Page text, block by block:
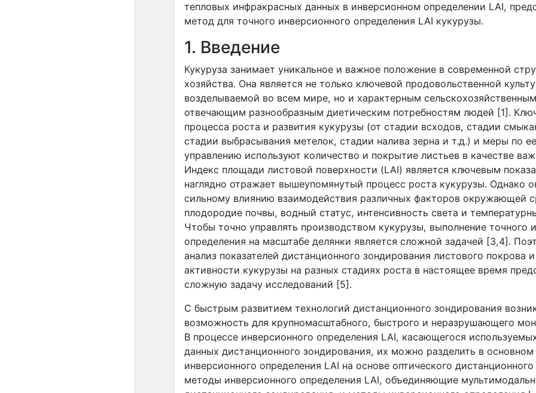
тепловых инфракрасных данных в инверсионном определении LAI,
метод для точного инверсионного определения LAI кукурузы.
1. Введение
Кукуруза занимает уникальное и важное положение в современной
хозяйства. Она является не только ключевой продовольственной
возделываемой во всем мире, но и характерным
отвечающим разнообразным диетическим потребностям людей [1].
процесса роста и развития кукурузы (от стадии всходов, стадии
стадии выбрасывания метелок, стадии налива зерна и т.д.) и меры по
управлению используют количество и покрытие листьев в качестве
Индекс площади листовой поверхности (LAI) является ключевым
наглядно отражает вышеупомянутый процесс роста кукурузы. Однако
сильному влиянию взаимодействия различных факторов окружающей
плодородие почвы, водный статус, интенсивность света и
Чтобы точно управлять производством кукурузы, выполнение точного
определения на масштабе делянки является сложной задачей [3,4].
анализ показателей дистанционного зондирования листового покрова
активности кукурузы на разных стадиях роста в настоящее время
сложную задачу исследований [5].
С быстрым развитием технологий дистанционного зондирования
возможность для крупномасштабного, быстрого и неразрушающего
В процессе инверсионного определения LAI, касающегося
данных дистанционного зондирования, их можно разделить в
инверсионного определения LAI на основе оптического
методы инверсионного определения LAI, объединяющие